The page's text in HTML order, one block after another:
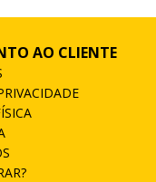
AO CLIENTE